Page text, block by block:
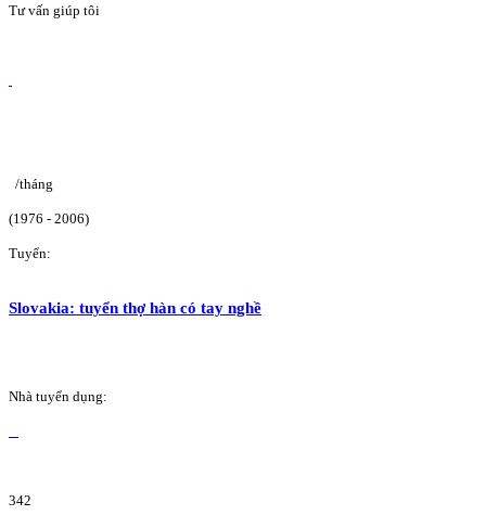
Tư vấn giúp tôi
/tháng
(1976 - 2006)
Tuyển:
Slovakia: tuyển thợ hàn có tay nghề
Nhà tuyển dụng:
342